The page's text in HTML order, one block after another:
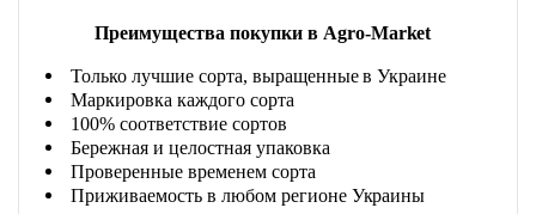
Преимущества покупки в Agro-Market
Только лучшие сорта, выращенные в Украине
Маркировка каждого сорта
100% соответствие сортов
Бережная и целостная упаковка
Проверенные временем сорта
Приживаемость в любом регионе Украины